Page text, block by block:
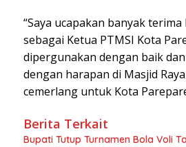
“Saya ucapakan banyak
sebagai Ketua PTMSI Kota
dipergunakan dengan baik
dengan harapan di Masjid
cemerlang untuk Kota
Berita Terkait
Bupati Tutup Turnamen Bola Voli